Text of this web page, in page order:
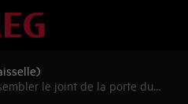
le joint de la porte du